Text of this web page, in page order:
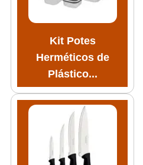
Kit Potes
Herméticos de
Plástico...